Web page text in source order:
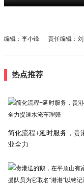
编辑：李小锋 责任编辑：
热点推荐
简化流程+延时服务，贵
业全力